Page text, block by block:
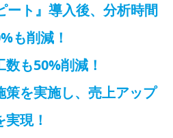
ート』導入後、分析時間
も削減！
も50%削減！
策を実施し、売上アップ
実現！